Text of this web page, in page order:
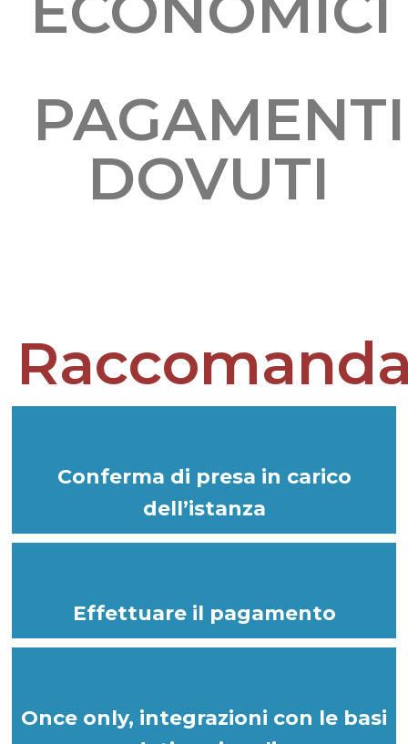
PAGAMENTI
DOVUTI
Conferma di presa in carico
dell’istanza
Effettuare il pagamento
Once only, integrazioni con le basi